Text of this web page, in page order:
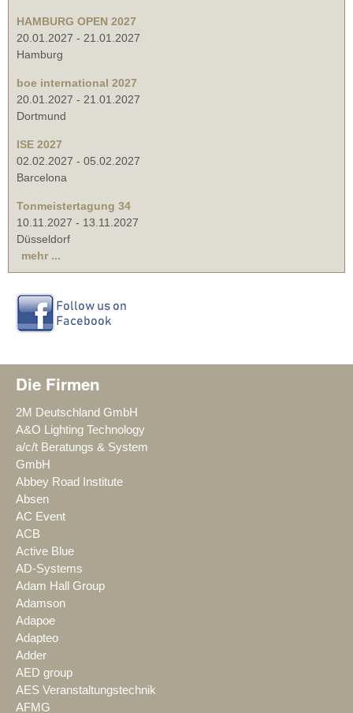
HAMBURG OPEN 2027
20.01.2027 - 21.01.2027
Hamburg
boe international 2027
20.01.2027 - 21.01.2027
Dortmund
ISE 2027
02.02.2027 - 05.02.2027
Barcelona
Tonmeistertagung 34
10.11.2027 - 13.11.2027
Düsseldorf
mehr ...
Die Firmen
2M Deutschland GmbH
A&O Lighting Technology
a/c/t Beratungs & System
GmbH
Abbey Road Institute
Absen
AC Event
ACB
Active Blue
AD-Systems
Adam Hall Group
Adamson
Adapoe
Adapteo
Adder
AED group
AES Veranstaltungstechnik
AFMG